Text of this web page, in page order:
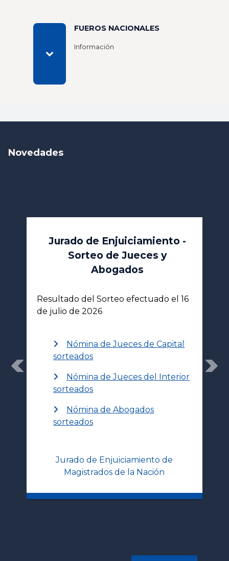
FUEROS NACIONALES
Información
Novedades
Jurado de Enjuiciamiento -
Sorteo de Jueces y
Abogados
Resultado del Sorteo efectuado el 16
de julio de 2026
Nómina de Jueces de Capital
sorteados
Nómina de Jueces del Interior
sorteados
Nómina de Abogados
sorteados
Jurado de Enjuiciamiento de
Magistrados de la Nación
Previous